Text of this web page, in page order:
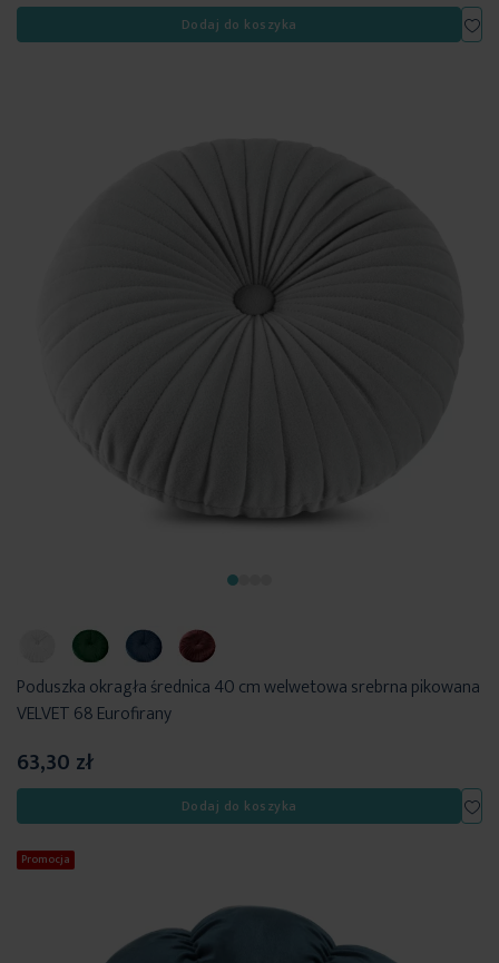
Dodaj do koszyka
Poduszka okragła średnica 40 cm welwetowa srebrna pikowana
VELVET 68 Eurofirany
63,30 zł
Dodaj do koszyka
Promocja